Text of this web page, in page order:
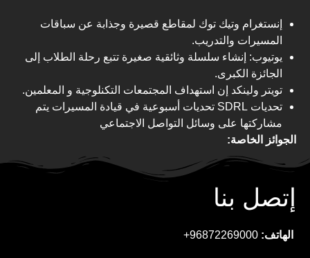
إنستغرام وتيك توك لمقاطع قصيرة وجذابة عن سباقات
المسيرات والتدريب.
يوتيوب: إنشاء سلسلة وثائقية صغيرة تتبع رحلة الطلاب إلى
الجائزة الكبرى.
تويتر ولينكد إن استهداف المجتمعات التكنلوجية و المعلمين.
تحديات SDRL تحديات أسبوعية في قيادة المسيرات يتم
مشاركتها على وسائل التواصل الاجتماعي
الجوائز الخاصة:
جائزة أسرع طيار.
أفضل تصميم مسيرة.
جائزة الابتكار التصاميم الفريدة.
إتصل بنا
الهاتف: 96872269000+